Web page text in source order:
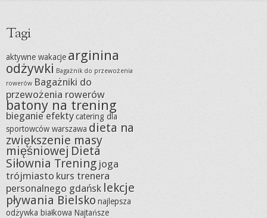
Tagi
aktywne wakacje arginina
odżywki Bagażnik do przewożenia
rowerów Bagażniki do
przewożenia rowerów
batony na trening
bieganie efektycatering dla
sportowców warszawa dieta na
zwiększenie masy
mięśniowej Dieta
Siłownia Trening joga
trójmiasto kurs trenera
personalnego gdańsk lekcje
pływania Bielskonajlepsza
odżywka białkowa Najtańsze